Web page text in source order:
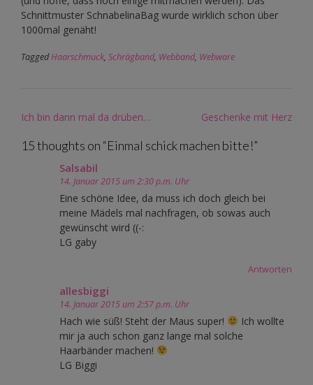
Schnittmuster SchnabelinaBag wurde wirklich schon über
1000mal genäht!
TaggedHaarschmuck, Schrägband, Webband, Webware
Post
Ich bin dann mal da drüben… Geschenke mit Herz
15 thoughts on “Einmal schick machen bitte!”
Salsabil
14. Januar 2015 um 2:30 p.m. Uhr
Eine schöne Idee, da muss ich doch gleich bei
meine Mädels mal nachfragen, ob sowas auch
gewünscht wird ((-:
LG gaby
Antworten
allesbiggi
14. Januar 2015 um 2:57 p.m. Uhr
Hach wie süß! Steht der Maus super!
Ich wollte
mir ja auch schon ganz lange mal solche
Haarbänder machen!
LG Biggi